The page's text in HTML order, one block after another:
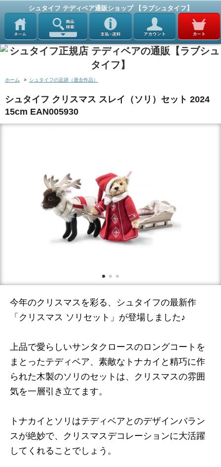
シュタイフ テディベア通販ショップ 【ラブシュタイフ】
ホーム > シュタイフの足跡（過去作品）
シュタイフ クリスマス スレイ（ソリ）セット 2024
15cm EAN005930
今年のクリスマスを彩る、シュタイフの最新作
「クリスマス ソリセット」が登場しました♪
上品で愛らしいサンタクロースのロングコートを
まとったテディベア、素敵なトナカイと精巧に作
られた木製のソリのセットは、クリスマスの雰囲
気を一層引き立てます。
トナカイとソリはテディベアとのデザインバラン
スが絶妙で、クリスマスデコレーションに大活躍
してくれることでしょう。